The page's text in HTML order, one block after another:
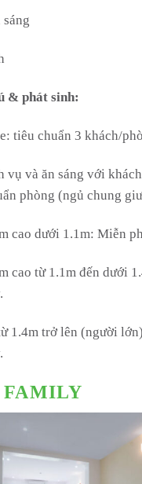
sáng
& phát sinh:
tiêu chuẩn 3 khách/
vụ và ăn sáng với
phòng (ngủ chung
cao dưới 1.1m: Miễn
cao từ 1.1m đến dưới
1.4m trở lên (người
FAMILY